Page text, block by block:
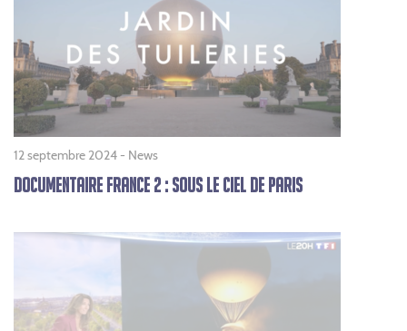
12 septembre 2024 - News
DOCUMENTAIRE FRANCE 2 : SOUS LE CIEL DE PARIS